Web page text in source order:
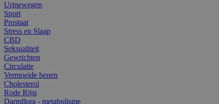
Urinewegen
Sport
Prostaat
Stress en Slaap
CBD
Seksualiteit
Gewrichten
Circulatie
Vermoeide benen
Cholesterol
Rode Rijst
Darmflora - metabolisme